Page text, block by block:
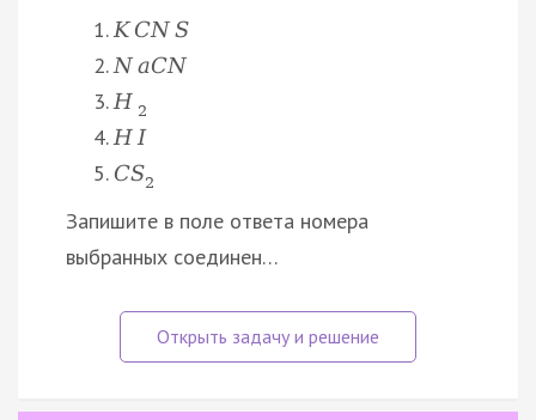
K CNS
NaСN
H 2
H I
CS2
Запишите в поле ответа номера
выбранных соединен…